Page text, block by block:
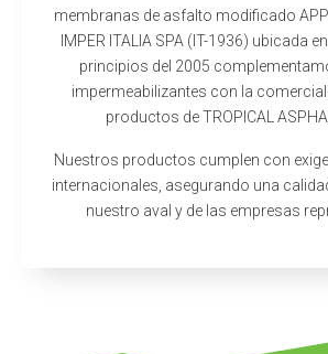
membranas de asfalto modificado
IMPER ITALIA SPA (IT-1936) ubicada
principios del 2005
impermeabilizantes con la
productos de TROPICAL
Nuestros productos cumplen con
internacionales, asegurando una
nuestro aval y de las empresas